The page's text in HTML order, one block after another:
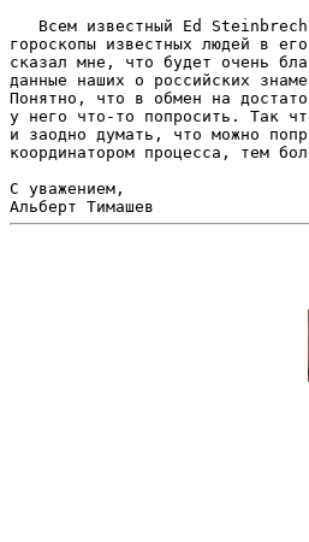
Всем известный Ed
гороскопы известных людей в
сказал мне, что будет очень
данные наших о российских
Понятно, что в обмен на
у него что-то попросить. Так
и заодно думать, что можно
координатором процесса, тем
С уважением,